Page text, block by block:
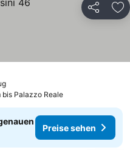
Teilen
Preise sehen
bis Palazzo Reale
Preise sehen